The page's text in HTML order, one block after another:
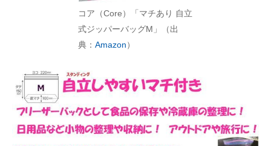
コア（Core）「マチあり 自立
式ジッパーバッグM」（出
典： Amazon）